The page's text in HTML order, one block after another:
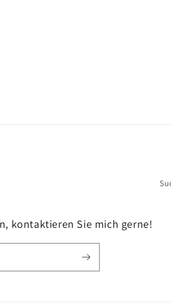
kontaktieren Sie mich gerne!